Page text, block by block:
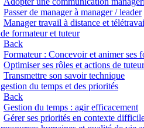
Passer de manager à manager / leader
Manager travail à distance et
formateur et tuteur
Back
Formateur : Concevoir et animer ses
Optimiser ses rôles et actions de tuteur
Transmettre son savoir technique
du temps et des priorités
Back
Gestion du temps : agir efficacement
Gérer ses priorités en contexte